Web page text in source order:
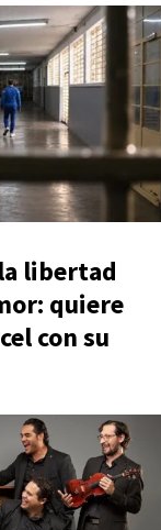
libertad
quiere
con su